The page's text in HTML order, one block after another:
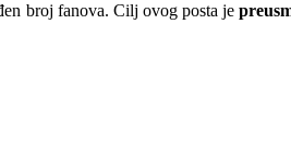
broj fanova. Cilj ovog posta je